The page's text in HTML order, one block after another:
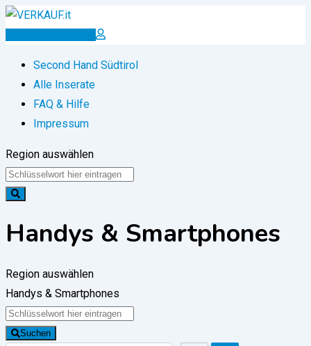
Zum
Inserat erstellen
Second Hand Südtirol
Alle Inserate
FAQ & Hilfe
Impressum
Region auswählen
Handys & Smartphones
Region auswählen
Handys & Smartphones
Suchen